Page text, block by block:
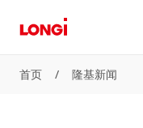
首页 / 隆基新闻